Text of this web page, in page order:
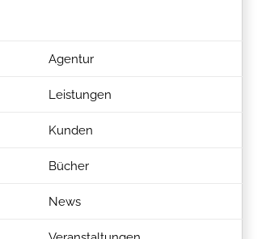
Agentur
Leistungen
Kunden
Bücher
News